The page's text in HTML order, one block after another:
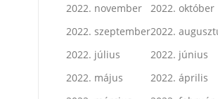
2022. november
2022. október
2022. szeptember2022.
2022. július
2022. június
2022. május
2022. április